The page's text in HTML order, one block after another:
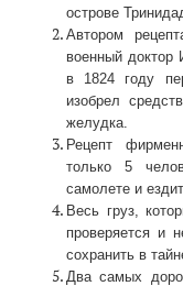
острове
Автором
военный доктор
в 1824 году
изобрел
желудка.
Рецепт
только 5
самолете и
Весь груз,
проверяется и
сохранить в
Два самых